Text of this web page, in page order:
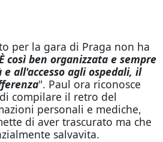
per la gara di Praga non ha
così ben organizzata e sempre
all'accesso agli ospedali, il
". Paul ora riconosce
compilare il retro del
personali e mediche,
di aver trascurato ma che
salvavita.